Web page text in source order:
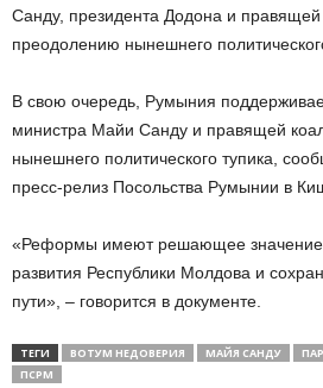
Санду, президента Додона и
преодолению нынешнего
В свою очередь, Румыния
министра Майи Санду и правящей
нынешнего политического тупика,
пресс-релиз Посольства Румынии в
«Реформы имеют решающее значение
развития Республики Молдова и
пути», – говорится в документе.
ТЕГИ ВОТУМ НЕДОВЕРИЯ МАЙЯ САНДУ
ПСРМ